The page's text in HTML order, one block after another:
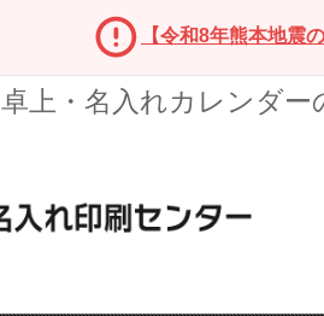
【令和8年熊本地震
卓上・名入れカレンダ